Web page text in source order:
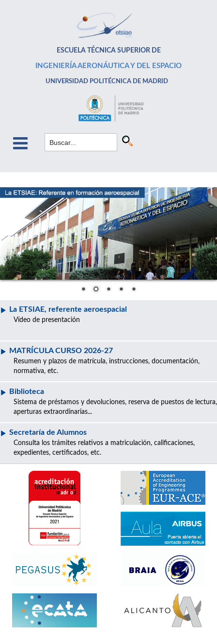
ESCUELA TÉCNICA SUPERIOR DE
INGENIERÍA AERONÁUTICA Y DEL ESPACIO
UNIVERSIDAD POLITÉCNICA DE MADRID
La ETSIAE, referente aeroespacial
Vídeo de presentación
MATRÍCULA CURSO 2026-27
Resumen y plazos de matrícula, instrucciones, documentación,
normativa, etc.
Biblioteca
Sistema de préstamos y devoluciones, reserva de puestos de lectura,
aperturas extraordinarias...
Secretaría de Alumnos
Consulta los trámites relativos a matriculación, calificaciones,
expedientes, certificados, etc.